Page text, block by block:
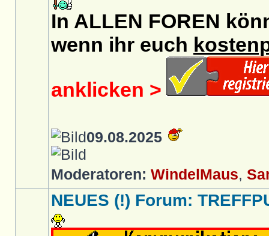
In ALLEN FOREN
wenn ihr euch
anklicken >
09.08.2025
Moderatoren: WindelMaus,
NEUES (!) Forum: